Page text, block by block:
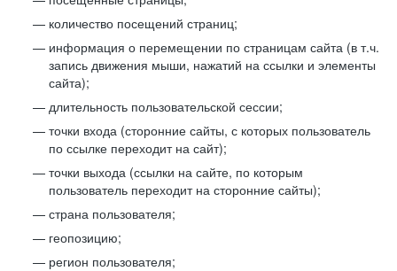
количество посещений страниц;
информация о перемещении по страницам сайта (в т.ч.
запись движения мыши, нажатий на ссылки и элементы
сайта);
длительность пользовательской сессии;
точки входа (сторонние сайты, с которых пользователь
по ссылке переходит на сайт);
точки выхода (ссылки на сайте, по которым
пользователь переходит на сторонние сайты);
страна пользователя;
геопозицию;
регион пользователя;